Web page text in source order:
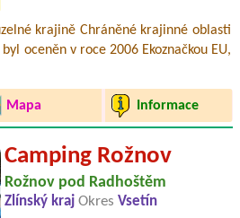
krajině Chráněné krajinné oblasti
oceněn v roce 2006 Ekoznačkou EU,
Mapa Informace
Camping Rožnov
Rožnov pod Radhoštěm
Zlínský kraj Okres Vsetín